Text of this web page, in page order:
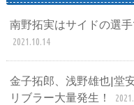
南野拓実はサイドの選
2021.10.14
金子拓郎、浅野雄也|堂
リブラー大量発生！